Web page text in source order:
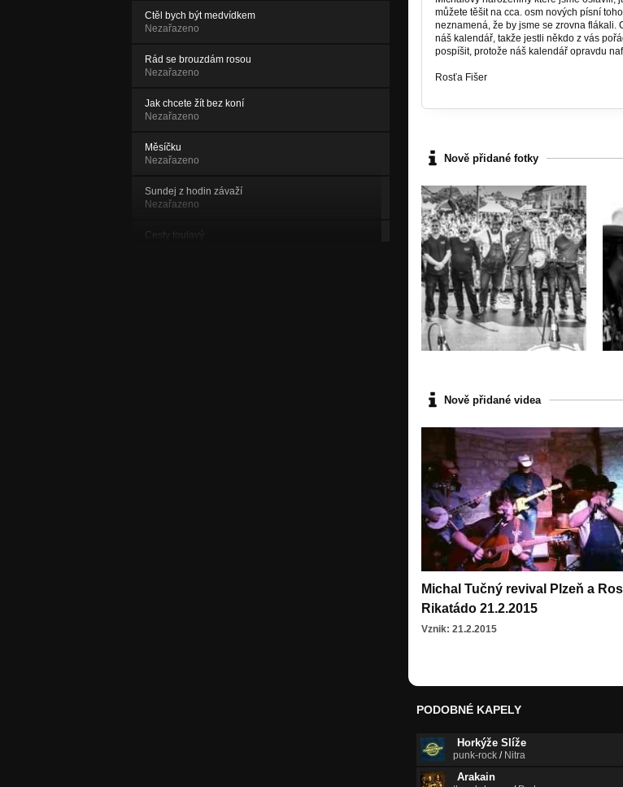
Ctěl bych být medvídkem
Nezařazeno
Rád se brouzdám rosou
Nezařazeno
Jak chcete žít bez koní
Nezařazeno
Měsíčku
Nezařazeno
Sundej z hodin závaží
Nezařazeno
Cesty toulavý
můžete těšit na cca. osm nových písní
neznamená, že by jsme se zrovna flákali.
náš kalendář, takže jestli někdo z vás
pospíšit, protože náš kalendář opravdu
Rosťa Fišer
Nově přidané fotky
Nově přidané videa
Michal Tučný revival Plzeň a
Rikatádo 21.2.2015
Vznik: 21.2.2015
PODOBNÉ KAPELY
Horkýže Slíže
punk-rock / Nitra
Arakain